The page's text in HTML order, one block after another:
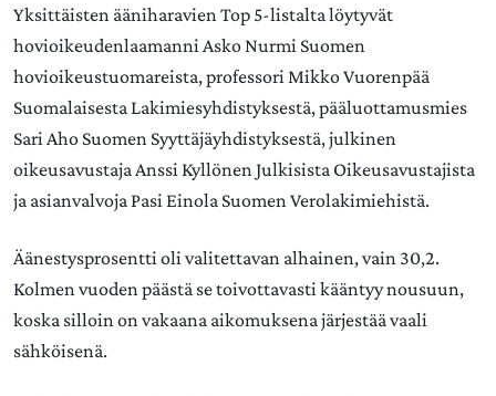
Yksittäisten ääniharavien Top 5-listalta löytyvät
hovioikeudenlaamanni Asko Nurmi Suomen
hovioikeustuomareista, professori Mikko Vuorenpää
Suomalaisesta Lakimiesyhdistyksestä, pääluottamusmies
Sari Aho Suomen Syyttäjäyhdistyksestä, julkinen
oikeusavustaja Anssi Kyllönen Julkisista Oikeusavustajista
ja asianvalvoja Pasi Einola Suomen Verolakimiehistä.
Äänestysprosentti oli valitettavan alhainen, vain 30,2.
Kolmen vuoden päästä se toivottavasti kääntyy nousuun,
koska silloin on vakaana aikomuksena järjestää vaali
sähköisenä.